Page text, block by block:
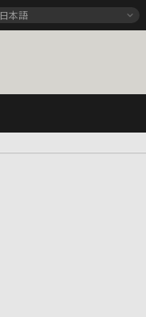
日本語